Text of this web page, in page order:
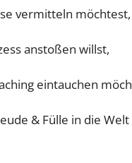
vermitteln möchtest,
anstoßen willst,
eintauchen
& Fülle in die